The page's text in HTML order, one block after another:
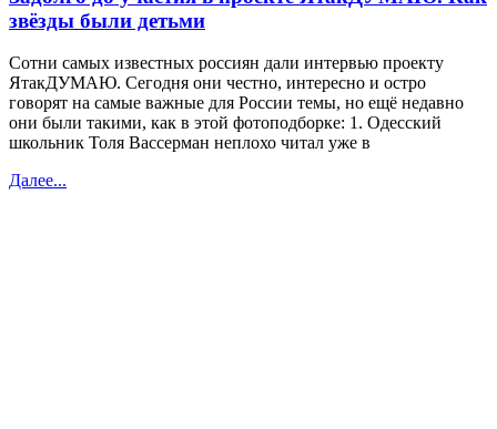
звёзды были детьми
Сотни самых известных россиян дали интервью проекту
ЯтакДУМАЮ. Сегодня они честно, интересно и остро
говорят на самые важные для России темы, но ещё недавно
они были такими, как в этой фотоподборке: 1. Одесский
школьник Толя Вассерман неплохо читал уже в
Далее...